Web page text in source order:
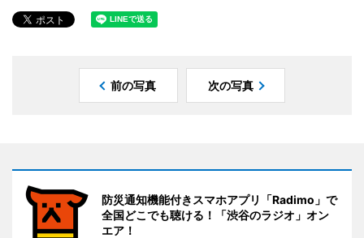
前の写真 次の写真
防災通知機能付きスマホアプリ「Radimo」で
全国どこでも聴ける！「渋谷のラジオ」オン
エア！